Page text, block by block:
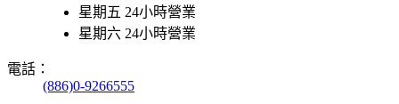
星期五 24小時營業
星期六 24小時營業
電話：
(886)0-9266555